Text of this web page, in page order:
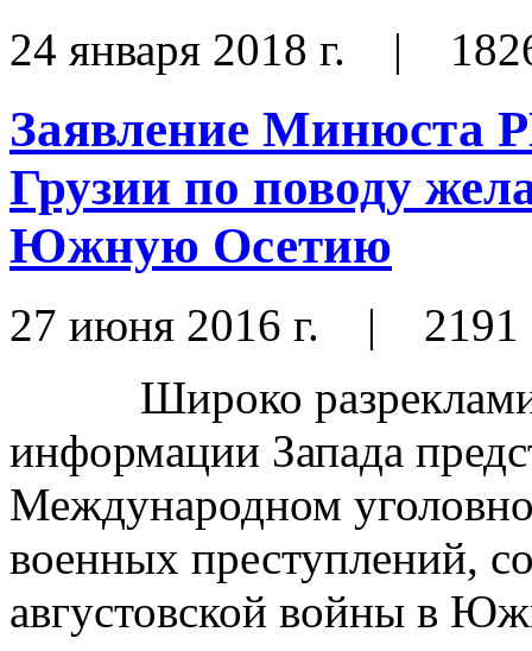
24 января 2018 г. |
Заявление Минюста
Грузии по поводу
Южную Осетию
27 июня 2016 г. | 2191
Широко
информации Запада
Международном
военных преступлений,
августовской войны в